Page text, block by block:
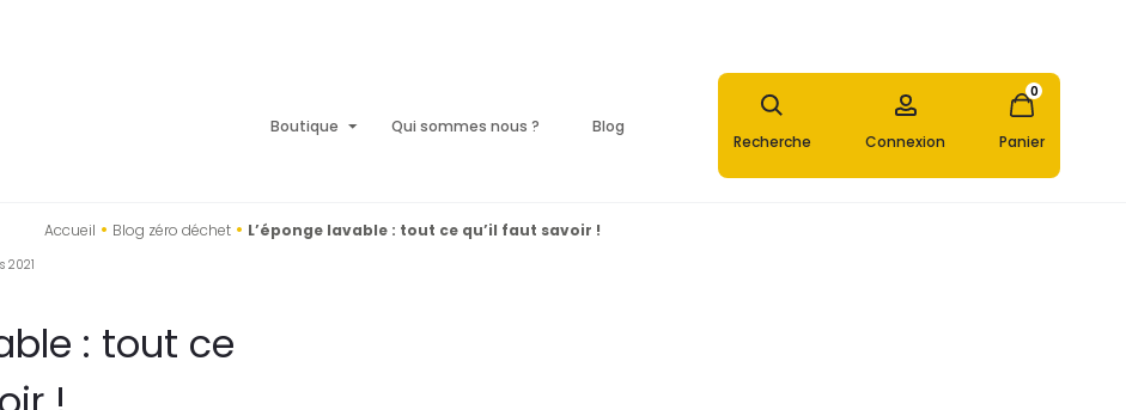
Boutique Qui sommes nous ? Blog
Recherche Connexion
0
Panier
Accueil • Blog zéro déchet• L’éponge lavable : tout ce qu’il faut savoir !
2021
: tout ce
0